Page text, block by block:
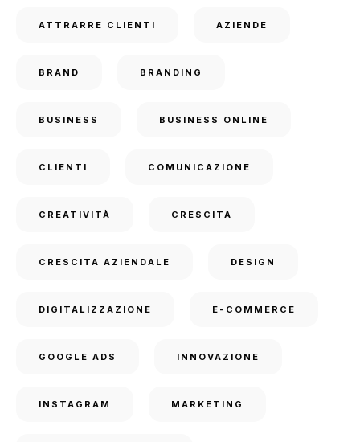
ATTRARRE CLIENTI AZIENDE
BRAND BRANDING
BUSINESS BUSINESS ONLINE
CLIENTI COMUNICAZIONE
CREATIVITÀ CRESCITA
CRESCITA AZIENDALE DESIGN
DIGITALIZZAZIONE E-COMMERCE
GOOGLE ADS INNOVAZIONE
INSTAGRAM MARKETING